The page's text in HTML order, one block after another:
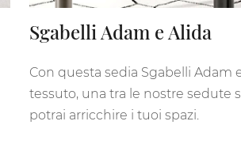
Sgabelli Adam e Alida
Con questa sedia Sgabelli Adam
tessuto, una tra le nostre sedute
potrai arricchire i tuoi spazi.